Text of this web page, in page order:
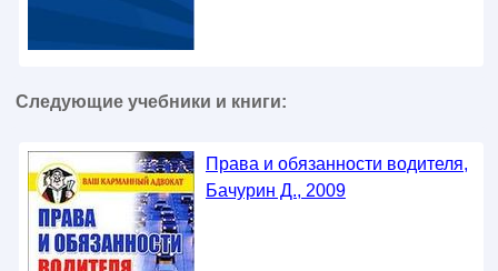
Следующие учебники и книги:
Права и обязанности водителя,
Бачурин Д., 2009